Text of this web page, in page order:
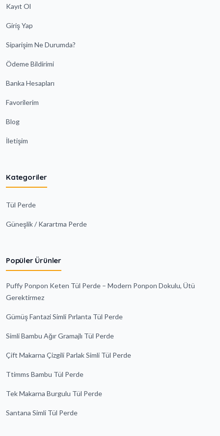
Kayıt Ol
Giriş Yap
Siparişim Ne Durumda?
Ödeme Bildirimi
Banka Hesapları
Favorilerim
Blog
İletişim
Kategoriler
Tül Perde
Güneşlik / Karartma Perde
Popüler Ürünler
Puffy Ponpon Keten Tül Perde – Modern Ponpon Dokulu, Ütü
Gerektirmez
Gümüş Fantazi Simli Pırlanta Tül Perde
Simli Bambu Ağır Gramajlı Tül Perde
Çift Makarna Çizgili Parlak Simli Tül Perde
Ttimms Bambu Tül Perde
Tek Makarna Burgulu Tül Perde
Santana Simli Tül Perde